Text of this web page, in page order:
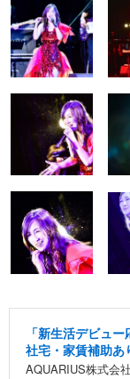
「新生活デビュ
社宅・家賃補助あ
AQUARIUS株式会社